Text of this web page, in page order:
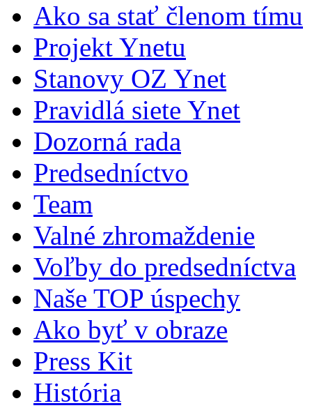
Ako sa stať členom tímu
Projekt Ynetu
Stanovy OZ Ynet
Pravidlá siete Ynet
Dozorná rada
Predsedníctvo
Team
Valné zhromaždenie
Voľby do predsedníctva
Naše TOP úspechy
Ako byť v obraze
Press Kit
História